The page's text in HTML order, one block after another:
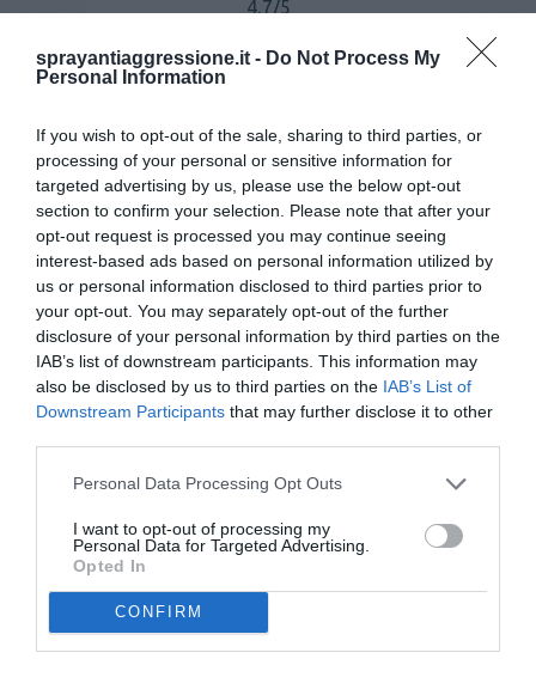
sprayantiaggressione.it - Do Not Process My
Personal Information
If you wish to opt-out of the sale, sharing to third parties, or
processing of your personal or sensitive information for
targeted advertising by us, please use the below opt-out
section to confirm your selection. Please note that after your
opt-out request is processed you may continue seeing
interest-based ads based on personal information utilized by
us or personal information disclosed to third parties prior to
your opt-out. You may separately opt-out of the further
disclosure of your personal information by third parties on the
IAB’s list of downstream participants. This information may
also be disclosed by us to third parties on the IAB’s List of
Downstream Participants that may further disclose it to other
Personal Data Processing Opt Outs
I want to opt-out of processing my
Personal Data for Targeted Advertising.
Opted In
CONFIRM
4,7/5
recensioni
- 10%
Spray al peperoncino TW 1000 RSG 2 Nero
€ 68,00 € 60,90